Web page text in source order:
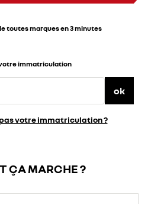
toutes marques en 3 minutes
immatriculation
ok
votre immatriculation ?
ÇA MARCHE ?